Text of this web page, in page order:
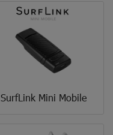
SurfLink Mini Mobile